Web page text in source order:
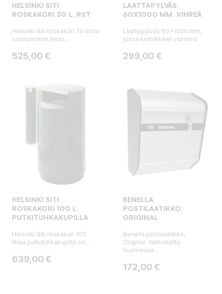
HELSINKI SITI
ROSKAKORI 30 L, RST
Helsinki Siti roskakori 30 litraa
ruostumaton teräs...
Hinta
525,00 €
LAATTAPYLVÄS
60X1000 MM, VIHREÄ
Laattapylväs 60x1000 mm,
jossa kiinnikkeet valmiina
Hinta
299,00 €
HELSINKI SITI
ROSKAKORI 100 L,
PUTKITUHKAKUPILLA
Helsinki Siti roskakori 100
litraa putkituhkakupilla on...
Hinta
639,00 €
BENELLA
POSTILAATIKKO,
ORIGINAL
Benella postilaatikko,
Original. Valmistettu
Suomessa....
Hinta
172,00 €